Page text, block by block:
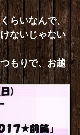
らいなんで、
ないじゃない
もりで、お越